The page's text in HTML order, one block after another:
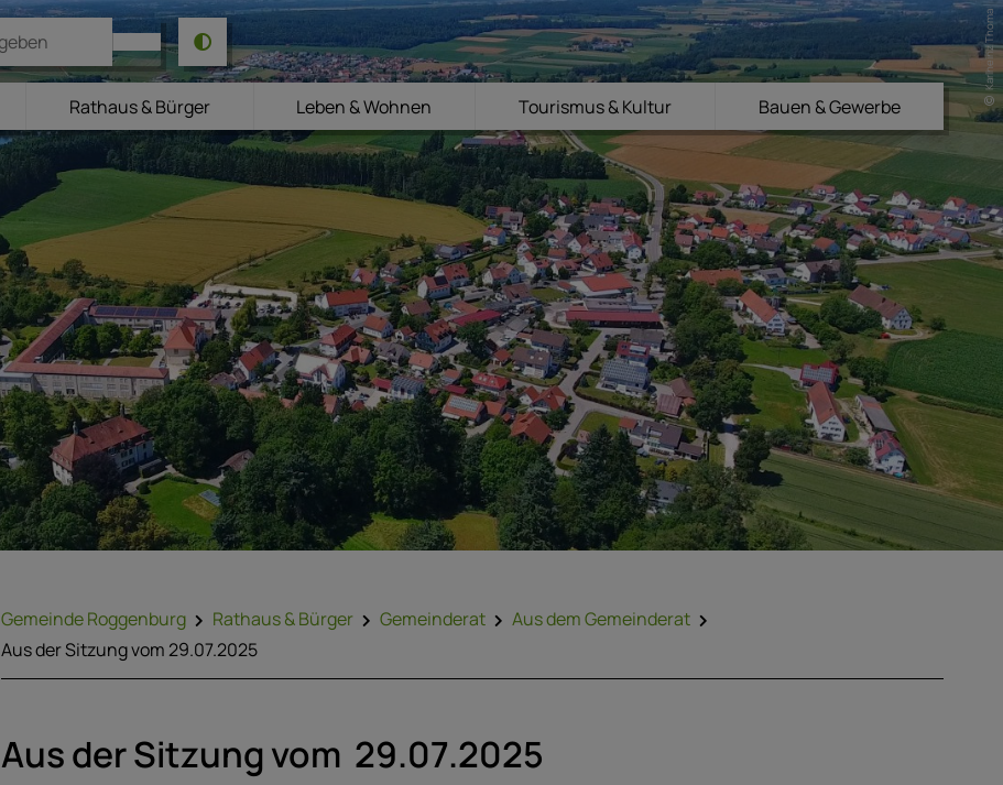
Rathaus & Bürger Leben & Wohnen Tourismus & Kultur Bauen & Gewerbe
Karlheinz Thoma
Gemeinde Roggenburg Rathaus & Bürger Gemeinderat
Aus dem Gemeinderat
Aus der Sitzung vom 29.07.2025
Aus der Sitzung vom 29.07.2025